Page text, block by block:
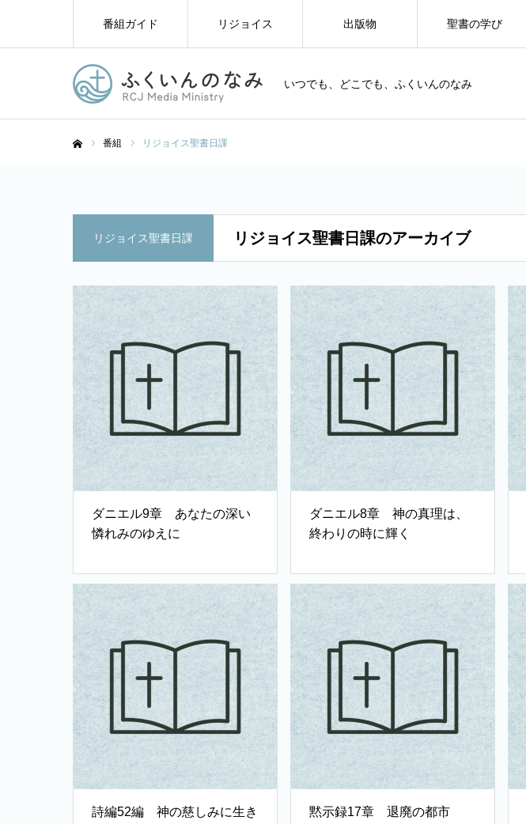
いつでも、どこでも、ふくいんのなみ
番組ガイド リジョイス 出版物 聖書の学び
番組 リジョイス聖書日課
リジョイス聖書日課 リジョイス聖書日課のアーカイブ
ダニエル9章 あなたの深い
憐れみのゆえに
ダニエル8章 神の真理は、
終わりの時に輝く
詩編52編 神の慈しみに生き
黙示録17章 退廃の都市